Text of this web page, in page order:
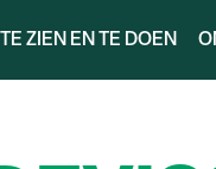
TE ZIEN EN TE DOEN